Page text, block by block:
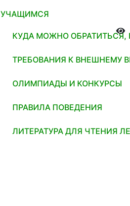
УЧАЩИМСЯ
КУДА МОЖНО
ТРЕБОВАНИЯ К ВНЕШНЕМУ
ОЛИМПИАДЫ И КОНКУРСЫ
ПРАВИЛА ПОВЕДЕНИЯ
ЛИТЕРАТУРА ДЛЯ ЧТЕНИЯ